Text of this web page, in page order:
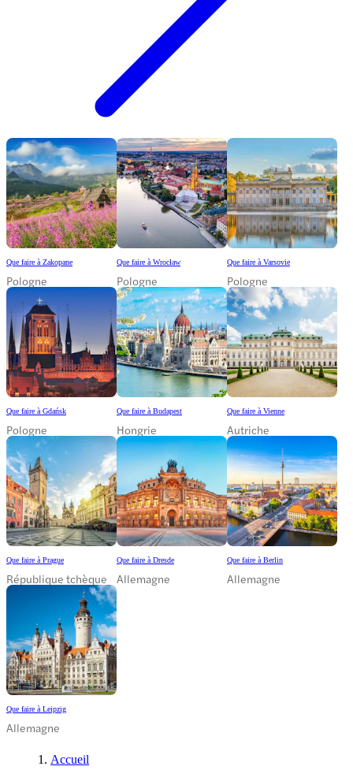
Que faire à Zakopane
Pologne
Que faire à Wrocław
Pologne
Que faire à Varsovie
Pologne
Que faire à Gdańsk
Pologne
Que faire à Budapest
Hongrie
Que faire à Vienne
Autriche
Que faire à Prague
République tchèque
Que faire à Dresde
Allemagne
Que faire à Berlin
Allemagne
Que faire à Leipzig
Allemagne
Accueil